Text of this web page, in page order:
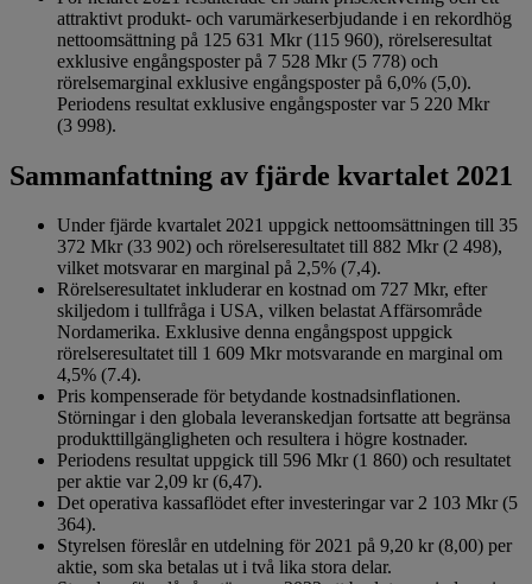
attraktivt produkt- och varumärkeserbjudande i en rekordhög
nettoomsättning på 125 631 Mkr (115 960), rörelseresultat
exklusive engångsposter på 7 528 Mkr (5 778) och
rörelsemarginal exklusive engångsposter på 6,0% (5,0).
Periodens resultat exklusive engångsposter var 5 220 Mkr
(3 998).
Sammanfattning av fjärde kvartalet 2021
Under fjärde kvartalet 2021 uppgick nettoomsättningen till 35
372 Mkr (33 902) och rörelseresultatet till 882 Mkr (2 498),
vilket motsvarar en marginal på 2,5% (7,4).
Rörelseresultatet inkluderar en kostnad om 727 Mkr, efter
skiljedom i tullfråga i USA, vilken belastat Affärsområde
Nordamerika. Exklusive denna engångspost uppgick
rörelseresultatet till 1 609 Mkr motsvarande en marginal om
4,5% (7.4).
Pris kompenserade för betydande kostnadsinflationen.
Störningar i den globala leveranskedjan fortsatte att begränsa
produkttillgängligheten och resultera i högre kostnader.
Periodens resultat uppgick till 596 Mkr (1 860) och resultatet
per aktie var 2,09 kr (6,47).
Det operativa kassaflödet efter investeringar var 2 103 Mkr (5
364).
Styrelsen föreslår en utdelning för 2021 på 9,20 kr (8,00) per
aktie, som ska betalas ut i två lika stora delar.